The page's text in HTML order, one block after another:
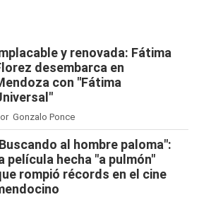
y renovada: Fátima
desembarca en
con "Fátima
Gonzalo Ponce
al hombre paloma":
película hecha "a pulmón"
rompió récords en el cine